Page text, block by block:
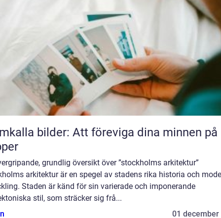
bilder: Att föreviga dina minnen på
grundlig översikt över ”stockholms arkitektur”
arkitektur är en spegel av stadens rika historia och
Staden är känd för sin varierade och imponerande
stil, som sträcker sig frå...
01 december